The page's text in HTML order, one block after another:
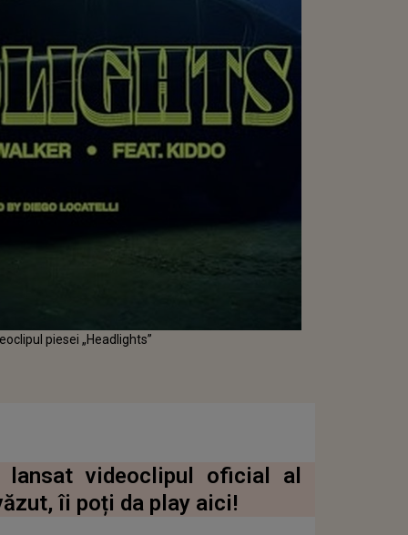
piesei „Headlights”
lansat videoclipul oficial al
îi poți da play aici!